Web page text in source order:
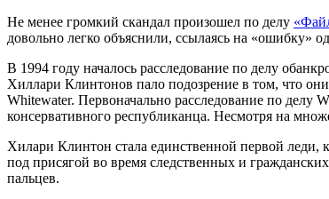
Не менее громкий скандал произошел по делу
довольно легко объяснили, ссылаясь на «ошибку»
В 1994 году началось расследование по делу
Хиллари Клинтонов пало подозрение в том, что
Whitewater. Первоначально расследование по делу
консервативного республиканца. Несмотря на
Хилари Клинтон стала единственной первой леди,
под присягой во время следственных и
пальцев.